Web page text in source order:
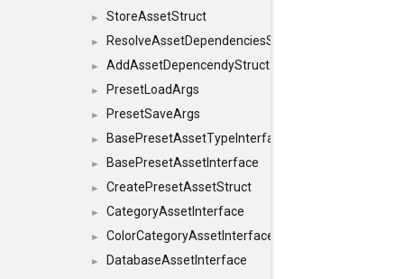
► StoreAssetStruct
► ResolveAssetDependenciesStruct
► AddAssetDepencendyStruct
► PresetLoadArgs
► PresetSaveArgs
► BasePresetAssetTypeInterface
► BasePresetAssetInterface
► CreatePresetAssetStruct
► CategoryAssetInterface
► ColorCategoryAssetInterface
►
DatabaseAssetInterface